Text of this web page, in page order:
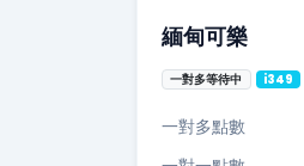
緬甸可樂
一對多等待中 i349
一對多點數